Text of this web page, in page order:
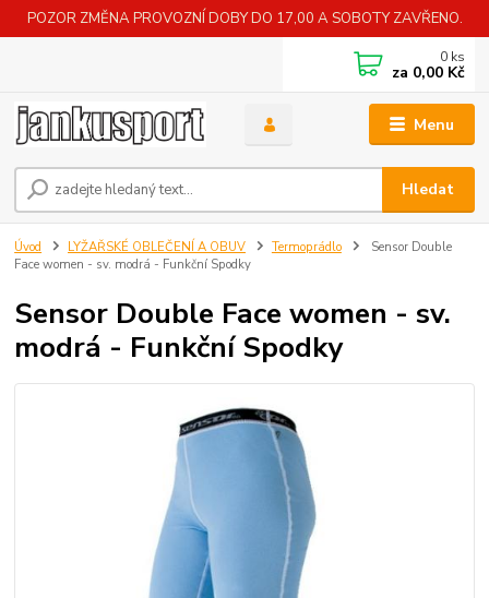
POZOR ZMĚNA PROVOZNÍ DOBY DO 17,00 A SOBOTY ZAVŘENO.
Menu
Hledat
0 ks
za 0,00 Kč
Úvod LYŽAŘSKÉ OBLEČENÍ A OBUV Termoprádlo
Sensor Double
Face women - sv. modrá - Funkční Spodky
Sensor Double Face women - sv.
modrá - Funkční Spodky